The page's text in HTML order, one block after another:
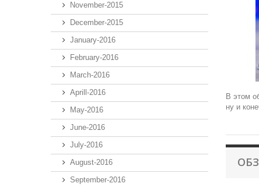
November-2015
December-2015
January-2016
February-2016
March-2016
Aprill-2016
May-2016
June-2016
July-2016
August-2016
September-2016
В этом
ну и